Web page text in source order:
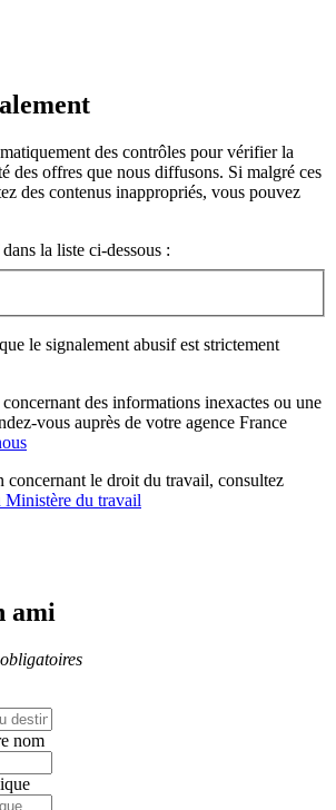
des contrôles pour vérifier la
des offres que nous diffusons. Si malgré ces
des contenus inappropriés, vous pouvez
la liste ci-dessous :
le signalement abusif est strictement
des informations inexactes ou une
vous auprès de votre agence France
concernant le droit du travail, consultez
Ministère du travail
ami
nom